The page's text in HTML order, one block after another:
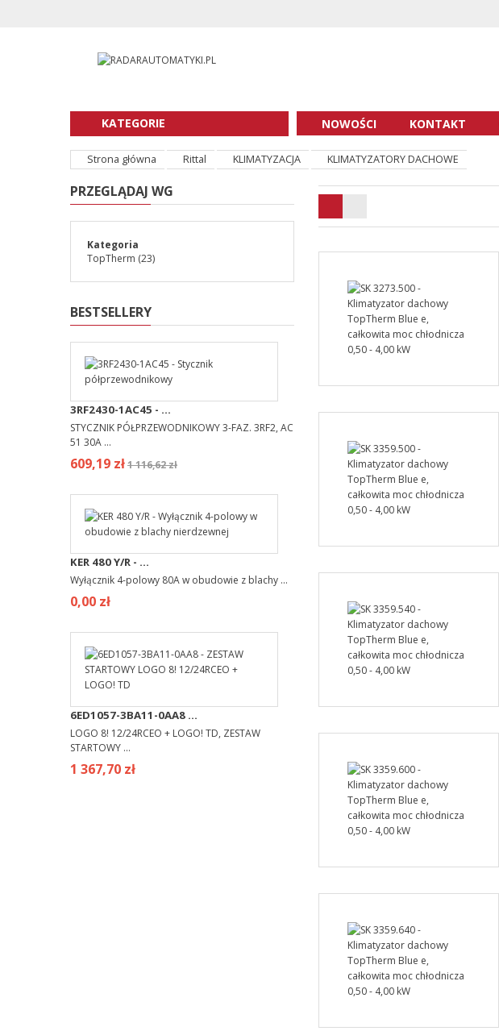
KATEGORIE NOWOŚCI KONTAKT
Strona główna Rittal KLIMATYZACJA KLIMATYZATORY DACHOWE
PRZEGLĄDAJ WG
Kategoria
TopTherm (23)
BESTSELLERY
3RF2430-1AC45 - ...
STYCZNIK PÓŁPRZEWODNIKOWY 3-FAZ. 3RF2, AC
51 30A ...
609,19 zł1 116,62 zł
KER 480 Y/R - ...
Wyłącznik 4-polowy 80A w obudowie z blachy ...
0,00 zł
6ED1057-3BA11-0AA8 ...
LOGO 8! 12/24RCEO + LOGO! TD, ZESTAW
STARTOWY ...
1 367,70 zł